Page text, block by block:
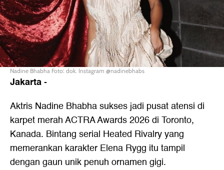
Nadine Bhabha Foto: dok. Instagram @nadinebhabs
Jakarta-
Aktris Nadine Bhabha sukses jadi pusat atensi di
karpet merah ACTRA Awards 2026 di Toronto,
Kanada. Bintang serial Heated Rivalry yang
memerankan karakter Elena Rygg itu tampil
dengan gaun unik penuh ornamen gigi.